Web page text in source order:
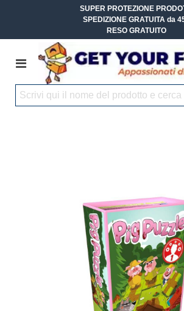
SUPER PROTEZIONE
SPEDIZIONE GRATUITA da
RESO GRATUITO